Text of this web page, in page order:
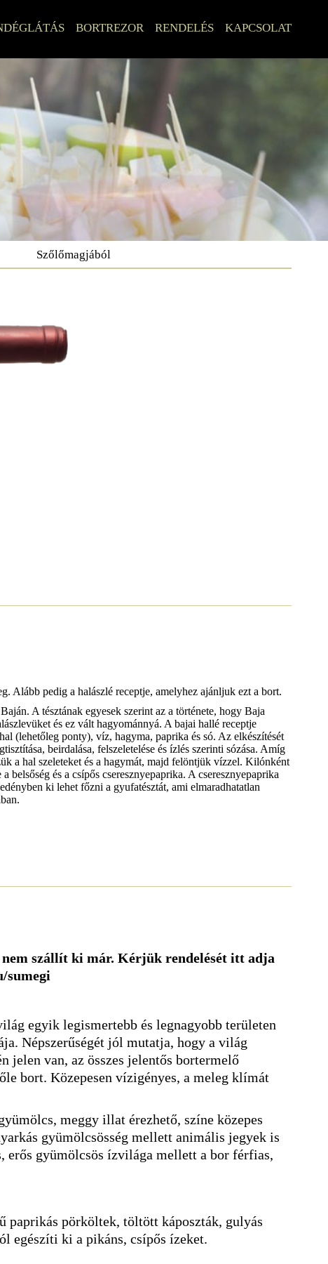
BORTREZOR RENDELÉS KAPCSOLAT
Szőlőmagjából
Alább pedig a halászlé receptje, amelyhez ajánljuk ezt a bort.
A tésztának egyesek szerint az a története, hogy Baja
és ez vált hagyománnyá. A bajai hallé receptje
(lehetőleg ponty), víz, hagyma, paprika és só. Az elkészítését
beirdalása, felszeletelése és ízlés szerinti sózása. Amíg
a hal szeleteket és a hagymát, majd felöntjük vízzel. Kilónként
és a csípős cseresznyepaprika. A cseresznyepaprika
ki lehet főzni a gyufatésztát, ami elmaradhatatlan
szállít ki már. Kérjük rendelését itt adja
egyik legismertebb és legnagyobb területen
Népszerűségét jól mutatja, hogy a világ
jelen van, az összes jelentős bortermelő
bort. Közepesen vízigényes, a meleg klímát
meggy illat érezhető, színe közepes
gyümölcsösség mellett animális jegyek is
erős gyümölcsös ízvilága mellett a bor férfias,
paprikás pörköltek, töltött káposzták, gulyás
egészíti ki a pikáns, csípős ízeket.